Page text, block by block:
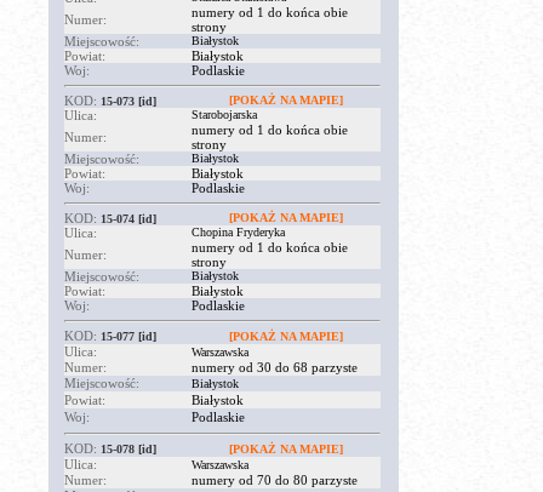
Numer:
numery od 1 do końca obie
strony
Miejscowość:
Białystok
Powiat:
Białystok
Woj:
Podlaskie
KOD: 15-073 [id] [POKAŻ NA MAPIE]
Ulica: Starobojarska
Numer:
numery od 1 do końca obie
strony
Miejscowość:
Białystok
Powiat:
Białystok
Woj:
Podlaskie
KOD: 15-074 [id] [POKAŻ NA MAPIE]
Ulica: Chopina Fryderyka
Numer:
numery od 1 do końca obie
strony
Miejscowość:
Białystok
Powiat:
Białystok
Woj:
Podlaskie
KOD: 15-077 [id] [POKAŻ NA MAPIE]
Ulica: Warszawska
Numer:
numery od 30 do 68 parzyste
Miejscowość:
Białystok
Powiat:
Białystok
Woj:
Podlaskie
KOD: 15-078 [id] [POKAŻ NA MAPIE]
Ulica: Warszawska
Numer:
numery od 70 do 80 parzyste